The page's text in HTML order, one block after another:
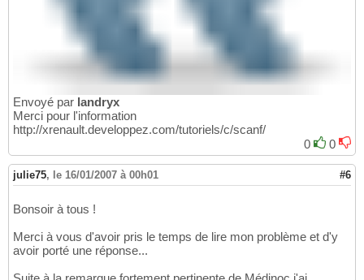
Envoyé par landryx
Merci pour l'information
http://xrenault.developpez.com/tutoriels/c/scanf/
0
0
julie75, le 16/01/2007 à 00h01 #6
Bonsoir à tous !
Merci à vous d'avoir pris le temps de lire mon problème et d'y
avoir porté une réponse...